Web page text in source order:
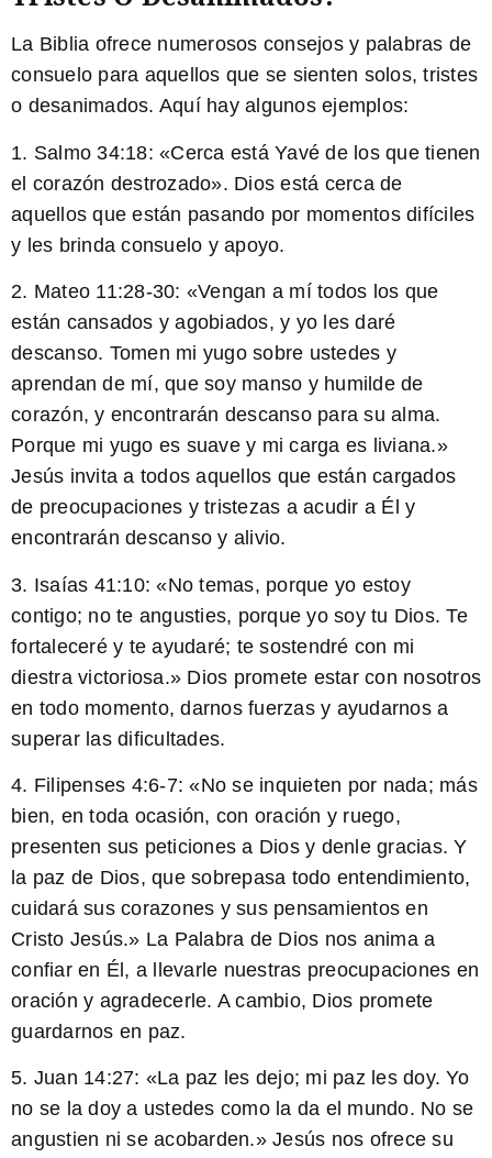
La Biblia ofrece numerosos consejos y palabras de
consuelo para aquellos que se sienten solos, tristes
o desanimados. Aquí hay algunos ejemplos:
1. Salmo 34:18: «Cerca está Yavé de los que tienen
el corazón destrozado». Dios está cerca de
aquellos que están pasando por momentos difíciles
y les brinda consuelo y apoyo.
2. Mateo 11:28-30: «Vengan a mí todos los que
están cansados y agobiados, y yo les daré
descanso. Tomen mi yugo sobre ustedes y
aprendan de mí, que soy manso y humilde de
corazón, y encontrarán descanso para su alma.
Porque mi yugo es suave y mi carga es liviana.»
Jesús invita a todos aquellos que están cargados
de preocupaciones y tristezas a acudir a Él y
encontrarán descanso y alivio.
3. Isaías 41:10: «No temas, porque yo estoy
contigo; no te angusties, porque yo soy tu Dios. Te
fortaleceré y te ayudaré; te sostendré con mi
diestra victoriosa.» Dios promete estar con nosotros
en todo momento, darnos fuerzas y ayudarnos a
superar las dificultades.
4. Filipenses 4:6-7: «No se inquieten por nada; más
bien, en toda ocasión, con oración y ruego,
presenten sus peticiones a Dios y denle gracias. Y
la paz de Dios, que sobrepasa todo entendimiento,
cuidará sus corazones y sus pensamientos en
Cristo Jesús.» La Palabra de Dios nos anima a
confiar en Él, a llevarle nuestras preocupaciones en
oración y agradecerle. A cambio, Dios promete
guardarnos en paz.
5. Juan 14:27: «La paz les dejo; mi paz les doy. Yo
no se la doy a ustedes como la da el mundo. No se
angustien ni se acobarden.» Jesús nos ofrece su